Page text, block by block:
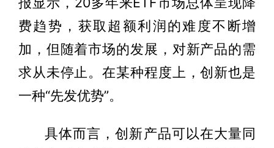
费趋势，获取超额利润的难度不断增
加，但随着市场的发展，对新产品的需
求从未停止。在某种程度上，创新也是
一种“先发优势”。
具体而言，创新产品可以在大量同